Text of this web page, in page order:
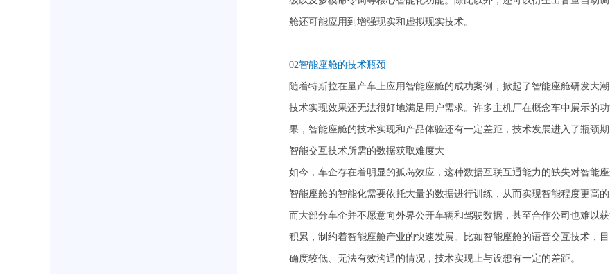
舱还可能应用到增强现实和虚拟现实技术。
02智能座舱的技术瓶颈
随着特斯拉在量产车上应用智能座舱的成功案例，掀起了智能座舱研发大
技术实现效果还无法很好地满足用户需求。许多主机厂在概念车中展示的
果，智能座舱的技术实现和产品体验还有一定差距，技术发展进入了瓶颈期
智能交互技术所需的数据获取难度大
如今，车企存在着明显的孤岛效应，这种数据互联互通能力的缺失对智能
智能座舱的智能化需要依托大量的数据进行训练，从而实现智能程度更高
而大部分车企并不愿意向外界公开车辆和驾驶数据，甚至合作公司也难以
积累，制约着智能座舱产业的快速发展。比如智能座舱的语音交互技术，
确度较低、无法有效沟通的情况，技术实现上与设想有一定的差距。